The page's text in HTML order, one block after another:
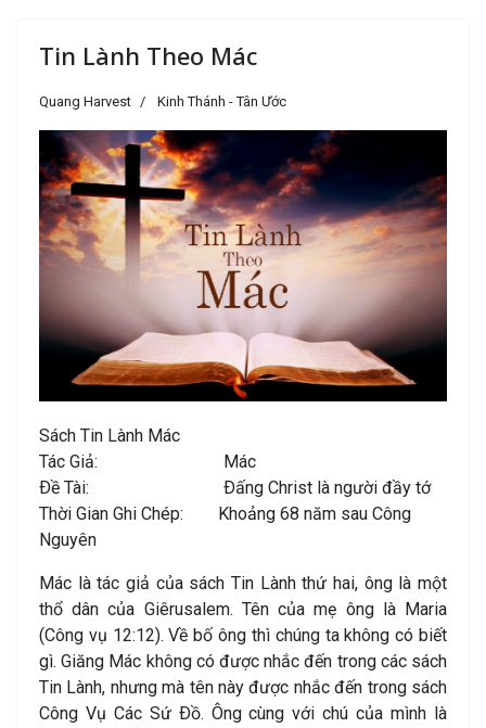
Tin Lành Theo Mác
Quang Harvest Kinh Thánh - Tân Ước
Sách Tin Lành Mác
Tác Giả: Mác
Ðề Tài: Ðấng Christ là người đầy tớ
Thời Gian Ghi Chép: Khoảng 68 năm sau Công
Nguyên
Mác là tác giả của sách Tin Lành thứ hai, ông là một
thổ dân của Giêrusalem. Tên của mẹ ông là Maria
(Công vụ 12:12). Về bố ông thì chúng ta không có biết
gì. Giăng Mác không có được nhắc đến trong các sách
Tin Lành, nhưng mà tên này được nhắc đến trong sách
Công Vụ Các Sứ Ðồ. Ông cùng với chú của mình là